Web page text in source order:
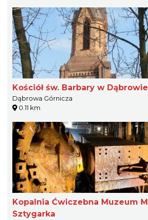
Kościół św. Barbary w
Dąbrowa Górnicza
0.11 km
Kopalnia Ćwiczebna Muzeum
Sztygarka